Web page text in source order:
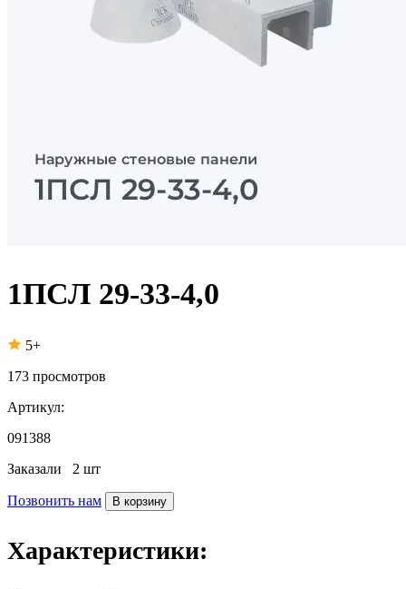
1ПСЛ 29-33-4,0
5+
173 просмотров
Артикул:
091388
Заказали 2 шт
Позвонить нам В корзину
Характеристики: